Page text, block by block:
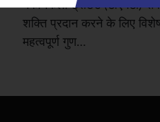
मैकेनिकली ट्रीटेड (टीएमटी)
शक्ति प्रदान करने के लिए
महत्वपूर्ण गुण…